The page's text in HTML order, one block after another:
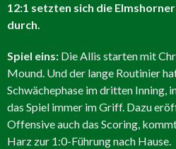
12:1 setzten sich die
durch.
Spiel eins: Die Allis starten mit
Mound. Und der lange Routinier
Schwächephase im dritten Inning,
das Spiel immer im Griff. Dazu
Offensive auch das Scoring,
Harz zur 1:0-Führung nach Hause.